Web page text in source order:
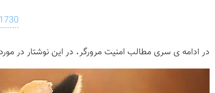
در ادامه ی سری مطالب امنیت مرورگر، در این نوشتار در